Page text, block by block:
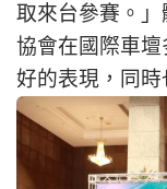
取來台參賽。
協會在國際車
好的表現，同時